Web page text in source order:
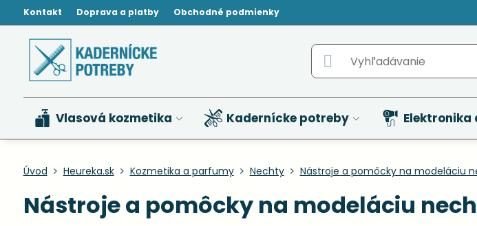
Kontakt Doprava a platby Obchodné podmienky
Vlasová kozmetika Kadernícke potreby
Úvod Heureka.sk Kozmetika a parfumy Nechty Nástroje a pomôcky na modeláciu
Nástroje a pomôcky na modeláciu